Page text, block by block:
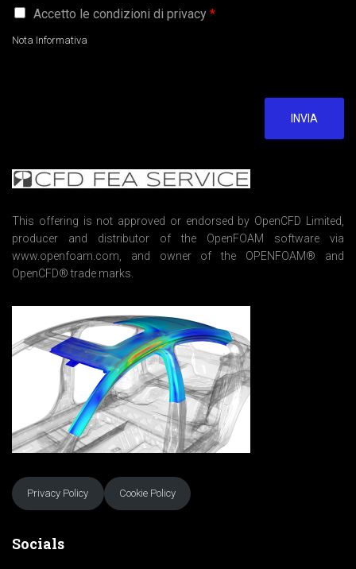
G
P
e
n
*
Accetto le condizioni di privacy *
Nota Informativa
INVIA
This offering is not approved or endorsed by OpenCFD Limited,
producer and distributor of the OpenFOAM software via
www.openfoam.com, and owner of the OPENFOAM® and
OpenCFD® trade marks.
Privacy Policy Cookie Policy
Socials